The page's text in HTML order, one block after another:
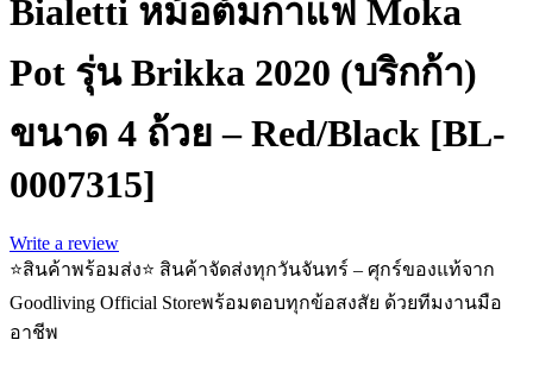
Bialetti หม้อต้มกาแฟ Moka
Pot รุ่น Brikka 2020 (บริกก้า)
ขนาด 4 ถ้วย – Red/Black [BL-
0007315]
Write a review
⭐สินค้าพร้อมส่ง⭐ สินค้าจัดส่งทุกวันจันทร์ – ศุกร์ของแท้จาก
Goodliving Official Storeพร้อมตอบทุกข้อสงสัย ด้วยทีมงานมือ
อาชีพ